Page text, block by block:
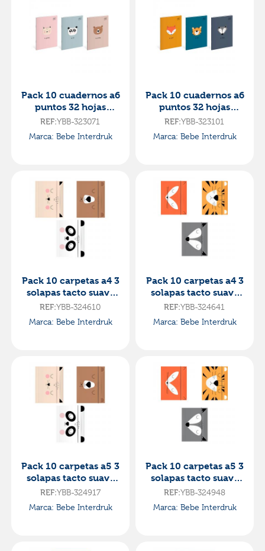
Pack 10 cuadernos a6
puntos 32 hojas
animalito bebe
friends 90gr tacto
suave
REF:YBB-323071
Marca: Bebe Interdruk
Pack 10 cuadernos a6
puntos 32 hojas
animalito bebe
friends 90gr tacto
suave
REF:YBB-323101
Marca: Bebe Interdruk
Pack 10 carpetas a4 3
solapas tacto suave
bebe friends con
goma
REF:YBB-324610
Marca: Bebe Interdruk
Pack 10 carpetas a4 3
solapas tacto suave
bebe friends con
goma
REF:YBB-324641
Marca: Bebe Interdruk
Pack 10 carpetas a5 3
solapas tacto suave
bebe friends con
goma
REF:YBB-324917
Marca: Bebe Interdruk
Pack 10 carpetas a5 3
solapas tacto suave
bebe friends con
goma
REF:YBB-324948
Marca: Bebe Interdruk